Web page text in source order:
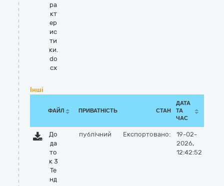
ра
кт
ер
ис
ти
ки.
do
cx
Інші
ФАЙЛ ПРИВАТНІСТЬ СТАН
ДАТА
ТА
ЧАС
До
да
то
к 3
Те
нд
публічний Експортовано:
19-02-
2026,
12:42:52